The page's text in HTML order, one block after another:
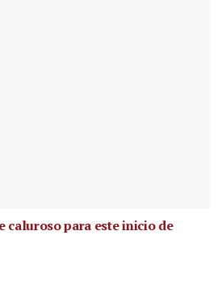
caluroso para este inicio de